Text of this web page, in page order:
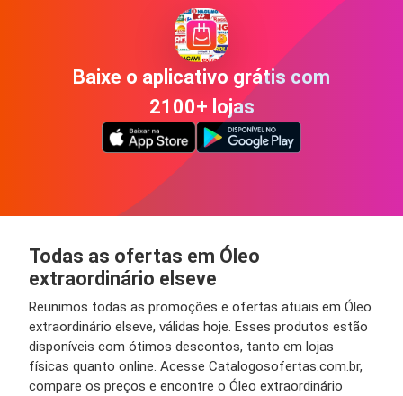
Baixe o aplicativo grátis com
2100+ lojas
Todas as ofertas em Óleo
extraordinário elseve
Reunimos todas as promoções e ofertas atuais em Óleo
extraordinário elseve, válidas hoje. Esses produtos estão
disponíveis com ótimos descontos, tanto em lojas
físicas quanto online. Acesse Catalogosofertas.com.br,
compare os preços e encontre o Óleo extraordinário